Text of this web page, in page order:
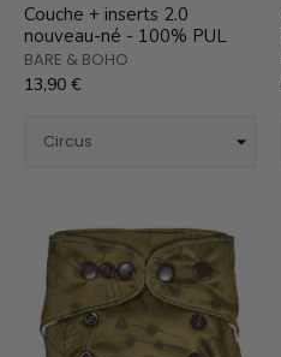
Couche + inserts 2.0
nouveau-né - 100% PUL
BARE & BOHO
13,90 €